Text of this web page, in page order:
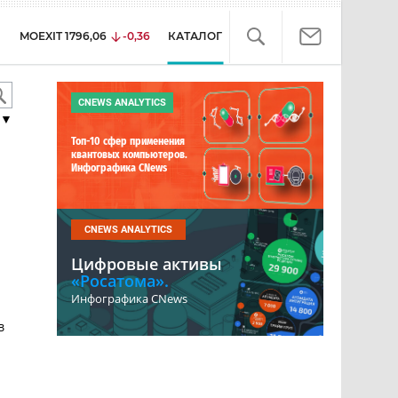
MOEXIT 1796,06 -0,36 КАТАЛОГ
▼
CNEWS ANALYTICS
Топ-10 сфер применения
квантовых компьютеров.
Инфографика CNews
CNEWS ANALYTICS
Цифровые активы
«Росатома».
Инфографика CNews